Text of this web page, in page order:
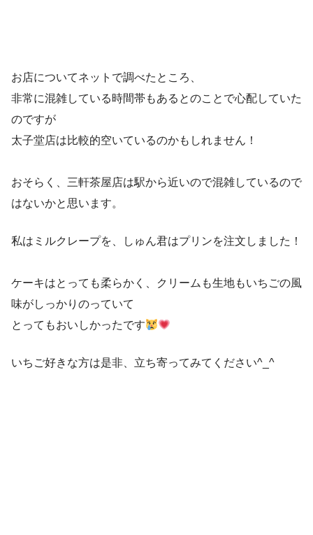
お店についてネットで調べたところ、
非常に混雑している時間帯もあるとのことで心配していた
のですが
太子堂店は比較的空いているのかもしれません！
おそらく、三軒茶屋店は駅から近いので混雑しているので
はないかと思います。
私はミルクレープを、しゅん君はプリンを注文しました！
ケーキはとっても柔らかく、クリームも生地もいちごの風
味がしっかりのっていて
とってもおいしかったです
いちご好きな方は是非、立ち寄ってみてください^_^